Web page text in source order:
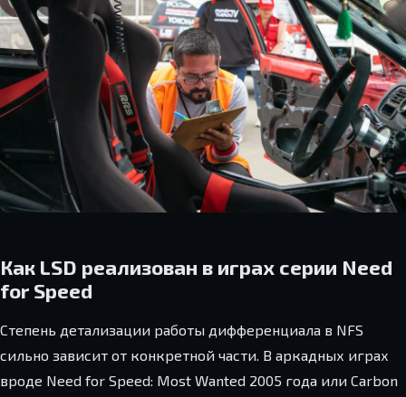
Как LSD реализован в играх серии Need
for Speed
Степень детализации работы дифференциала в NFS
сильно зависит от конкретной части. В аркадных играх
вроде Need for Speed: Most Wanted 2005 года или Carbon